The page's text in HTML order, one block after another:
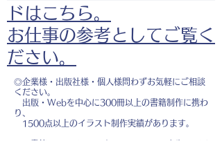
ドはこちら。
お仕事の参考としてご覧く
ださい。
◎企業様・出版社様・個人様問わずお気軽にご相談
ください。
出版・Webを中心に300冊以上の書籍制作に携わ
り、
1500点以上のイラスト制作実績があります。